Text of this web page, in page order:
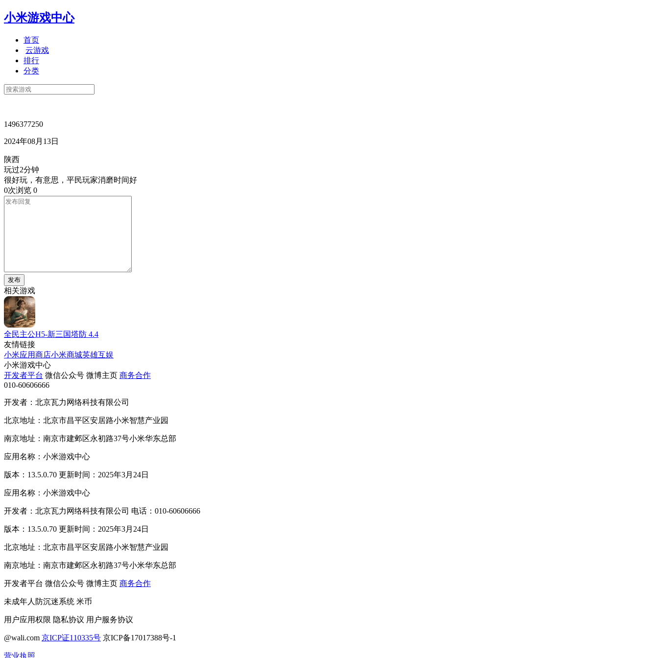
小米游戏中心
首页
云游戏
排行
分类
1496377250
2024年08月13日
陕西
玩过2分钟
很好玩，有意思，平民玩家消磨时间好
0次浏览 0
发布
相关游戏
全民主公H5-新三国塔防 4.4
友情链接
小米应用商店小米商城英雄互娱
小米游戏中心
开发者平台 微信公众号 微博主页 商务合作
010-60606666
开发者：北京瓦力网络科技有限公司
北京地址：北京市昌平区安居路小米智慧产业园
南京地址：南京市建邺区永初路37号小米华东总部
应用名称：小米游戏中心
版本：13.5.0.70 更新时间：2025年3月24日
应用名称：小米游戏中心
开发者：北京瓦力网络科技有限公司 电话：010-60606666
版本：13.5.0.70 更新时间：2025年3月24日
北京地址：北京市昌平区安居路小米智慧产业园
南京地址：南京市建邺区永初路37号小米华东总部
开发者平台 微信公众号 微博主页 商务合作
未成年人防沉迷系统 米币
用户应用权限 隐私协议 用户服务协议
@wali.com 京ICP证110335号 京ICP备17017388号-1
营业执照